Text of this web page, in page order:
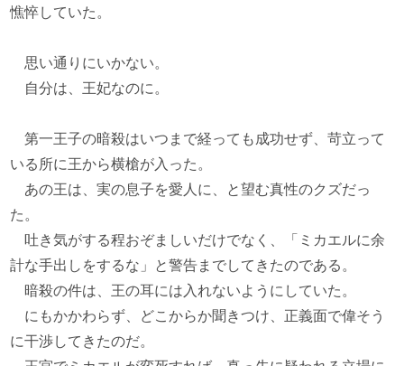
憔悴していた。
思い通りにいかない。
自分は、王妃なのに。
第一王子の暗殺はいつまで経っても成功せず、苛立って
いる所に王から横槍が入った。
あの王は、実の息子を愛人に、と望む真性のクズだっ
た。
吐き気がする程おぞましいだけでなく、「ミカエルに余
計な手出しをするな」と警告までしてきたのである。
暗殺の件は、王の耳には入れないようにしていた。
にもかかわらず、どこからか聞きつけ、正義面で偉そう
に干渉してきたのだ。